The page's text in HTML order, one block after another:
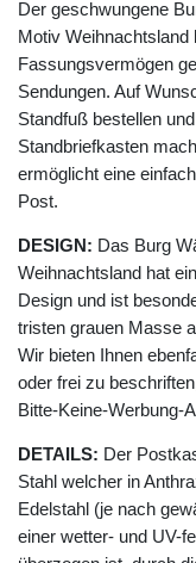
Der geschwungene
Motiv
Fassungsvermögen
Sendungen. Auf
Standfuß bestellen
Standbriefkasten
ermöglicht eine
Post.
DESIGN: Das Burg
Weihnachtsland hat
Design und ist
tristen grauen Masse
Wir bieten Ihnen
oder frei zu
Bitte-Keine-Werbung-
DETAILS: Der
Stahl welcher in
Edelstahl (je nach
einer wetter- und UV-